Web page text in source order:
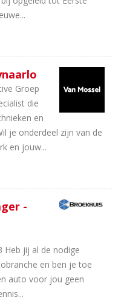
Groep
die
en
je onderdeel zijn van de
en jouw...
-
Heb jij al de nodige
en ben je toe
auto voor jou geen